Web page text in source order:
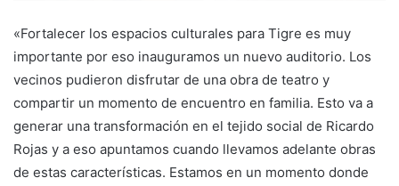
«Fortalecer los espacios culturales para Tigre es muy
importante por eso inauguramos un nuevo auditorio. Los
vecinos pudieron disfrutar de una obra de teatro y
compartir un momento de encuentro en familia. Esto va a
generar una transformación en el tejido social de Ricardo
Rojas y a eso apuntamos cuando llevamos adelante obras
de estas características. Estamos en un momento donde